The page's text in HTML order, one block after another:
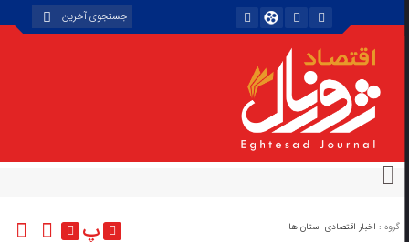
گروه : اخبار اقتصادی استان ها پ